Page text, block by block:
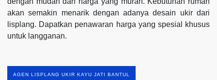
akan semakin menarik dengan adanya desain ukir dari
lisplang. Dapatkan penawaran harga yang spesial khusus
untuk langganan.
AGEN LISPLANG UKIR KAYU JATI BANTUL